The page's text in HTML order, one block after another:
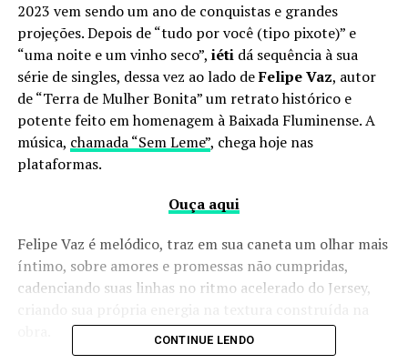
2023 vem sendo um ano de conquistas e grandes
projeções. Depois de “tudo por você (tipo pixote)” e
“uma noite e um vinho seco”, iétidá sequência à sua
série de singles, dessa vez ao lado deFelipe Vaz, autor
de “Terra de Mulher Bonita” um retrato histórico e
potente feito em homenagem à Baixada Fluminense. A
música, chamada “Sem Leme”, chega hoje nas
plataformas.
Ouça aqui
Felipe Vaz é melódico, traz em sua caneta um olhar mais
íntimo, sobre amores e promessas não cumpridas,
cadenciando suas linhas no ritmo acelerado do Jersey,
CONTINUE LENDO